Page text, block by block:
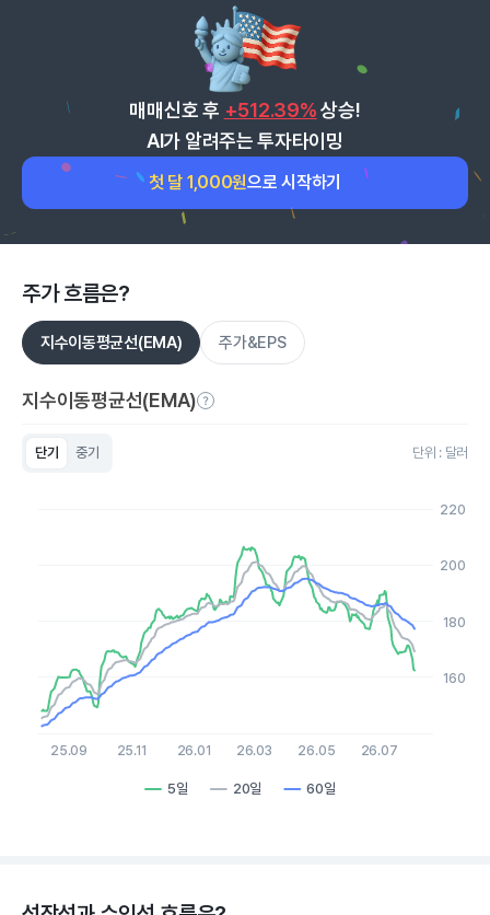
매매신호 후 +512.39% 상승!
AI가 알려주는 투자타이밍
첫 달 1,000원으로 시작하기
주가 흐름은?
지수이동평균선(EMA) 주가&EPS
지수이동평균선(EMA)
단기 중기 단위 : 달러
The chart has 1 X axis displaying Time. Data ranges from
The chart has 1 Y axis displaying values. Data ranges from
5일 20일 60일
25.09 25.11 26.01 26.03 26.05 26.07
160
180
200
220